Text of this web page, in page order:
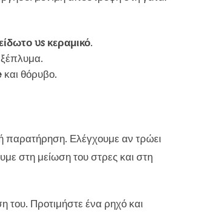
vs κεραμικό.
και θόρυβο.
παρατήρηση. Ελέγχουμε αν τρώει
στη μείωση του στρες και στη
του. Προτιμήστε ένα ρηχό και